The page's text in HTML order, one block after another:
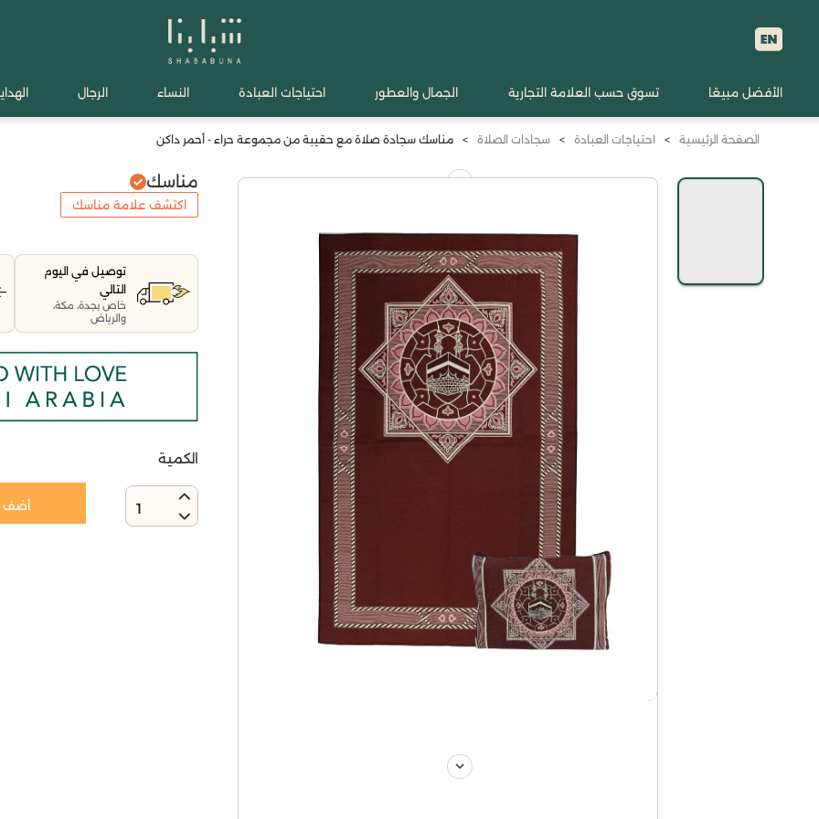
الأفضل مبيعًا تسوق حسب العلامة التجارية الجمال والعطور احتياجات العبادة النساء الرجال
الصفحة الرئيسية > احتياجات العبادة > سجادات الصلاة > مناسك سجادة صلاة مع حقيبة من مجموعة حراء - أحمر داكن
مناسك
اكتشف علامة مناسك
توصيل في اليوم
التالي
خاص بجدة، مكة،
والرياض
الكمية
1 أضف